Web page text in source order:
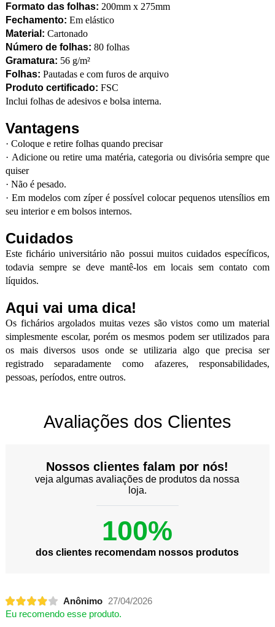
Formato das folhas: 200mm x 275mm
Fechamento: Em elástico
Material: Cartonado
Número de folhas: 80 folhas
Gramatura: 56 g/m²
Folhas: Pautadas e com furos de arquivo
Produto certificado: FSC
Inclui folhas de adesivos e bolsa interna.
Vantagens
· Coloque e retire folhas quando precisar
· Adicione ou retire uma matéria, categoria ou divisória sempre que
quiser
· Não é pesado.
· Em modelos com zíper é possível colocar pequenos utensílios em
seu interior e em bolsos internos.
Cuidados
Este fichário universitário não possui muitos cuidados específicos,
todavia sempre se deve mantê-los em locais sem contato com
líquidos.
Aqui vai uma dica!
Os fichários argolados muitas vezes são vistos como um material
simplesmente escolar, porém os mesmos podem ser utilizados para
os mais diversos usos onde se utilizaria algo que precisa ser
registrado separadamente como afazeres, responsabilidades,
pessoas, períodos, entre outros.
Avaliações dos Clientes
Nossos clientes falam por nós!
veja algumas avaliações de produtos da nossa
loja.
100%
dos clientes recomendam nossos produtos
Anônimo
27/04/2026
Eu recomendo esse produto.